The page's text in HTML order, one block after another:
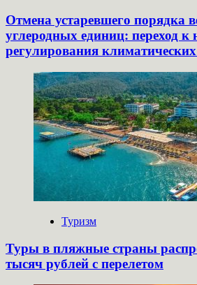
Отмена устаревшего порядка
углеродных единиц: переход к
регулирования
Туризм
Туры в пляжные страны
тысяч рублей с перелетом